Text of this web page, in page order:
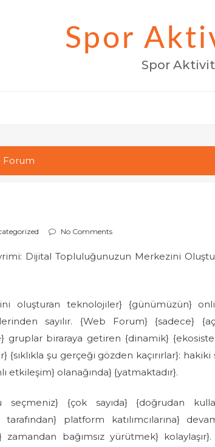
Spor
Spor
Forum
No Comments
Dijital Topluluğunuzun Merkezini
oluşturan teknolojiler} {günümüzün}
sayılır. {Web Forum} {sadece}
gruplar biraraya getiren {dinamik}
{sıklıkla şu gerçeği gözden kaçırırlar}: hakiki
etkileşim} olanağında} {yatmaktadır}.
{çok sayıda} {doğrudan
platform katılımcılarına}
bağımsız yürütmek} kolaylaşır}.